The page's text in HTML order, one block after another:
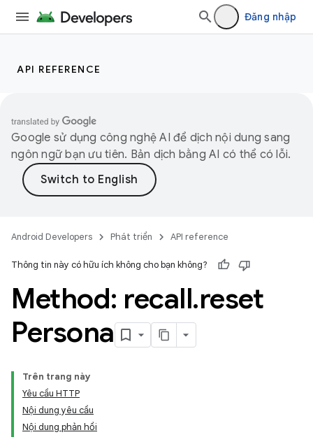
Đăng nhập
API REFERENCE
Google sử dụng công nghệ AI để dịch nội dung sang
ngôn ngữ bạn ưu tiên. Bản dịch bằng AI có thể có lỗi.
Android Developers Phát triển API reference
Thông tin này có hữu ích không cho bạn không?
Method: recall.reset
Persona
Trên trang này
Yêu cầu HTTP
Nội dung yêu cầu
Nội dung phản hồi